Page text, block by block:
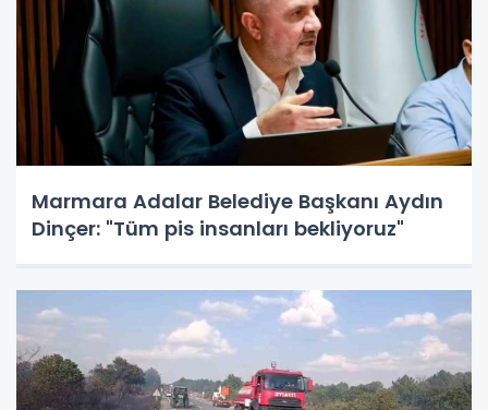
Marmara Adalar Belediye Başkanı Aydın
Dinçer: "Tüm pis insanları bekliyoruz"